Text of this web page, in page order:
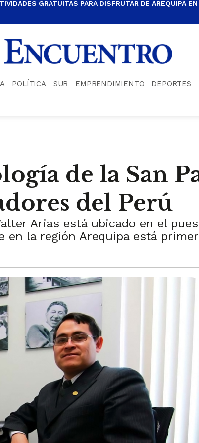
GRATUITAS PARA DISFRUTAR DE AREQUIPA
POLÍTICA SUR EMPRENDIMIENTO DEPORTES
de la San
del Perú
Arias está ubicado en el
la región Arequipa está